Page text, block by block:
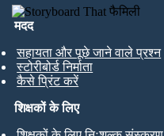
मदद
सहायता और पूछे जाने वाले प्रश्न
स्टोरीबोर्ड निर्माता
कैसे प्रिंट करें
शिक्षकों के लिए